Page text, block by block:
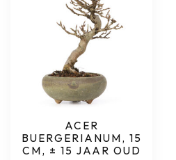
ACER
BUERGERIANUM, 15
CM, ± 15 JAAR OUD